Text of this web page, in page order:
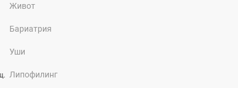
Живот
Бариатрия
Уши
Липофилинг